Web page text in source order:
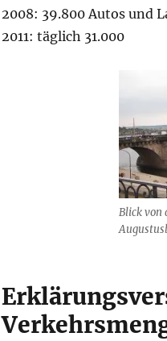
2008: 39.800 Autos und
2011: täglich 31.000
Blick von